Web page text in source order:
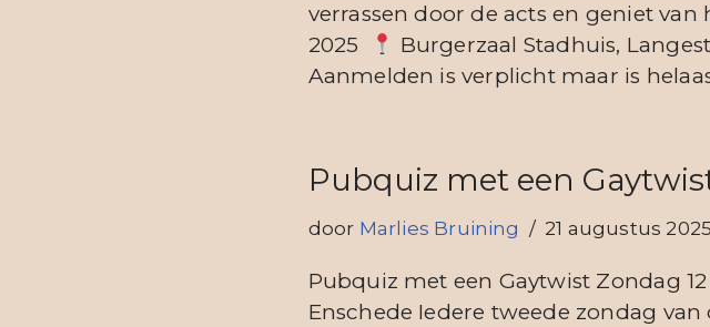
verrassen door de acts en geniet van
2025
Burgerzaal Stadhuis,
Aanmelden is verplicht maar is
Pubquiz met een
door Marlies Bruining 21 augustus 2025
Pubquiz met een Gaytwist Zondag
Enschede Iedere tweede zondag